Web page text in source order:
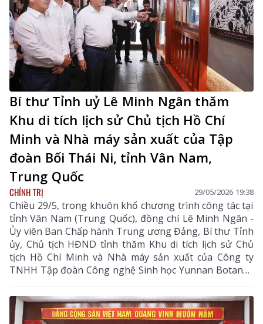
Bí thư Tỉnh uỷ Lê Minh Ngân thăm
Khu di tích lịch sử Chủ tịch Hồ Chí
Minh và Nhà máy sản xuất của Tập
đoàn Bối Thái Ni, tỉnh Vân Nam,
Trung Quốc
CHÍNH TRỊ 29/05/2026 19:38
Chiều 29/5, trong khuôn khổ chương trình công tác tại
tỉnh Vân Nam (Trung Quốc), đồng chí Lê Minh Ngân -
Ủy viên Ban Chấp hành Trung ương Đảng, Bí thư Tỉnh
ủy, Chủ tịch HĐND tỉnh thăm Khu di tích lịch sử Chủ
tịch Hồ Chí Minh và Nhà máy sản xuất của Công ty
TNHH Tập đoàn Công nghệ Sinh học Yunnan Botanee
(Bối Thái Ni) tại thành phố Côn Minh, tỉnh Vân Nam.
Cùng đi có các đồng chí Ủy viên Ban Thường vụ Tỉnh
ủy; lãnh đạo một số sở, ban, ngành tỉnh; đại diện các